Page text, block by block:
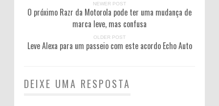
NEWER POST
O próximo Razr da Motorola pode ter uma mudança de
marca leve, mas confusa
OLDER POST
Leve Alexa para um passeio com este acordo Echo Auto
DEIXE UMA RESPOSTA